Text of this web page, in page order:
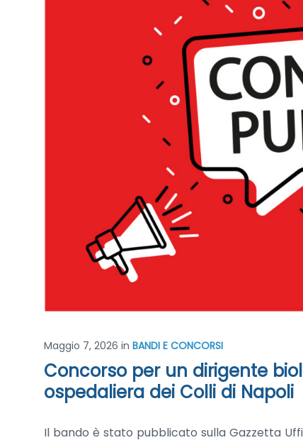
Maggio 7, 2026 in BANDI E CONCORSI
Concorso per un dirigente
ospedaliera dei Colli di Napoli
Il bando è stato pubblicato sulla Gazzetta